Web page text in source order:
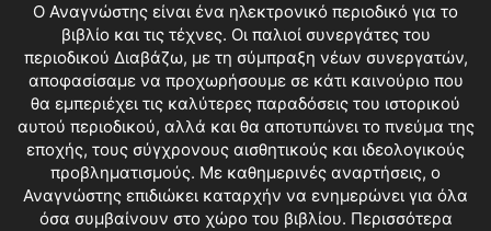
O Αναγνώστης είναι ένα ηλεκτρονικό περιοδικό για το
βιβλίο και τις τέχνες. Οι παλιοί συνεργάτες του
περιοδικού Διαβάζω, με τη σύμπραξη νέων συνεργατών,
αποφασίσαμε να προχωρήσουμε σε κάτι καινούριο που
θα εμπεριέχει τις καλύτερες παραδόσεις του ιστορικού
αυτού περιοδικού, αλλά και θα αποτυπώνει το πνεύμα της
εποχής, τους σύγχρονους αισθητικούς και ιδεολογικούς
προβληματισμούς. Με καθημερινές αναρτήσεις, ο
Αναγνώστης επιδιώκει καταρχήν να ενημερώνει για όλα
όσα συμβαίνουν στο χώρο του βιβλίου. Περισσότερα